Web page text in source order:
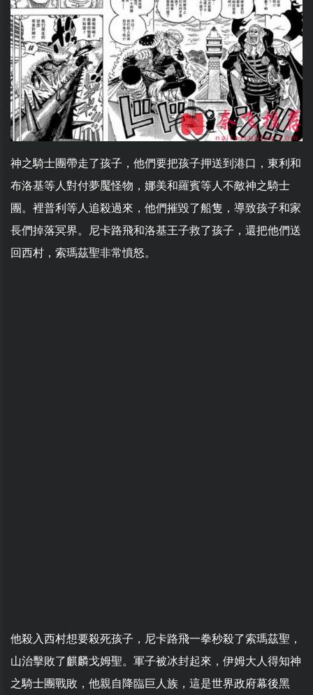
神之騎士團帶走了孩子，他們要把孩子押送到港口，東利和
布洛基等人對付夢魘怪物，娜美和羅賓等人不敵神之騎士
團。裡普利等人追殺過來，他們摧毀了船隻，導致孩子和家
長們掉落冥界。尼卡路飛和洛基王子救了孩子，還把他們送
回西村，索瑪茲聖非常憤怒。
他殺入西村想要殺死孩子，尼卡路飛一拳秒殺了索瑪茲聖，
山治擊敗了麒麟戈姆聖。軍子被冰封起來，伊姆大人得知神
之騎士團戰敗，他親自降臨巨人族，這是世界政府幕後黑